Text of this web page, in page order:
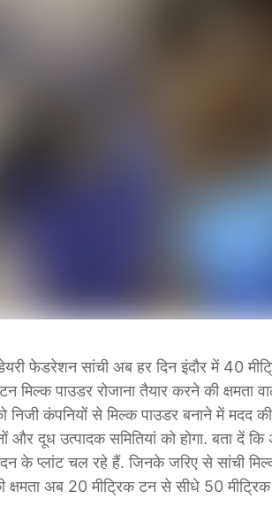
फेडरेशन सांची अब हर दिन इंदौर में 40
पाउडर रोजाना तैयार करने की क्षमता
कंपनियों से मिल्क पाउडर बनाने में मदद
और दूध उत्पादक समितियां को होगा. बता दें कि
के प्लांट चल रहे हैं. जिनके जरिए से सांची
क्षमता अब 20 मीट्रिक टन से सीधे 50 मीट्रिक